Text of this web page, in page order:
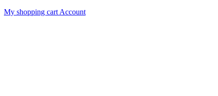
My shopping cart Account